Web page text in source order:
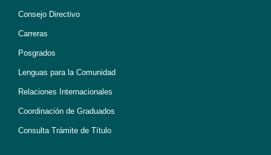
Consejo Directivo
Carreras
Posgrados
Lenguas para la Comunidad
Relaciones Internacionales
Coordinación de Graduados
Consulta Trámite de Título